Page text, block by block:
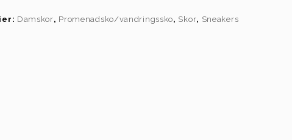
Damskor, Promenadsko/vandringssko, Skor, Sneakers